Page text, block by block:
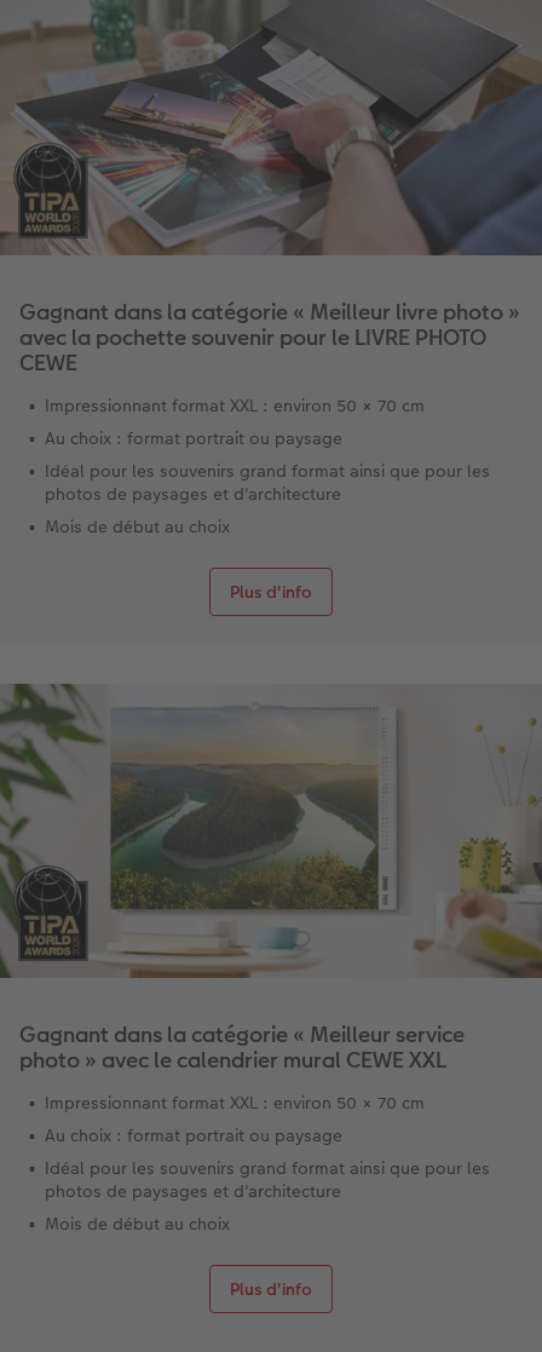
Modes de commande
Conseils pour vos livres photos
CEWE MYPHOTOS
Accessoires
Gagnant dans la catégorie « Meilleur livre photo »
avec la pochette souvenir pour le LIVRE PHOTO
CEWE
Impressionnant format XXL : environ 50 × 70 cm
Au choix : format portrait ou paysage
Idéal pour les souvenirs grand format ainsi que pour les
photos de paysages et d'architecture
Mois de début au choix
Plus d'info
Gagnant dans la catégorie « Meilleur service
photo » avec le calendrier mural CEWE XXL
Impressionnant format XXL : environ 50 × 70 cm
Au choix : format portrait ou paysage
Idéal pour les souvenirs grand format ainsi que pour les
photos de paysages et d'architecture
Mois de début au choix
Plus d'info